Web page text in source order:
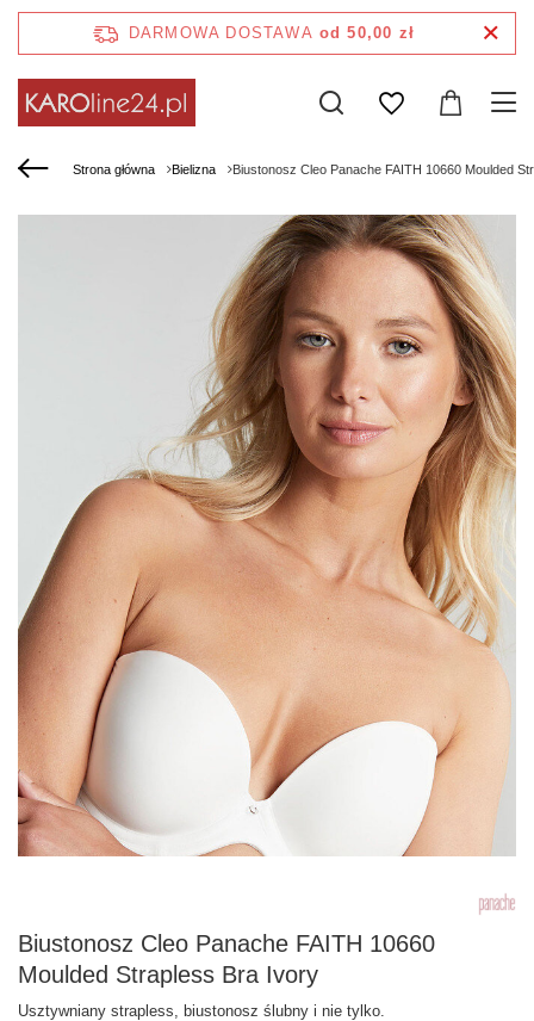
DARMOWA DOSTAWA od 50,00 zł
Strona główna Bielizna Biustonosz Cleo Panache FAITH 10660 Moulded
Biustonosz Cleo Panache FAITH 10660
Moulded Strapless Bra Ivory
Usztywniany strapless, biustonosz ślubny i nie tylko.